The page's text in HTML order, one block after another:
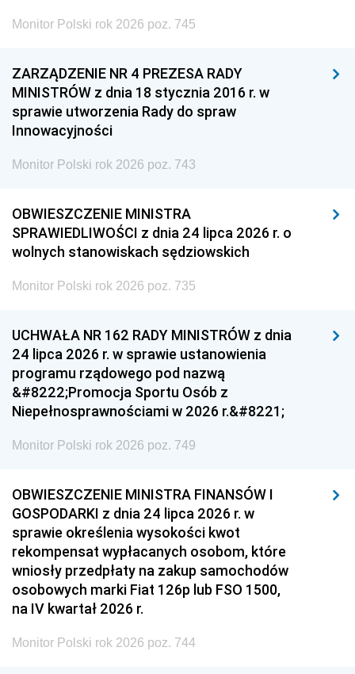
Monitor Polski rok 2026 poz. 745
ZARZĄDZENIE NR 4 PREZESA RADY
MINISTRÓW z dnia 18 stycznia 2016 r. w
sprawie utworzenia Rady do spraw
Innowacyjności
Monitor Polski rok 2026 poz. 743
OBWIESZCZENIE MINISTRA
SPRAWIEDLIWOŚCI z dnia 24 lipca 2026 r. o
wolnych stanowiskach sędziowskich
Monitor Polski rok 2026 poz. 735
UCHWAŁA NR 162 RADY MINISTRÓW z dnia
24 lipca 2026 r. w sprawie ustanowienia
programu rządowego pod nazwą
&#8222;Promocja Sportu Osób z
Niepełnosprawnościami w 2026 r.&#8221;
Monitor Polski rok 2026 poz. 749
OBWIESZCZENIE MINISTRA FINANSÓW I
GOSPODARKI z dnia 24 lipca 2026 r. w
sprawie określenia wysokości kwot
rekompensat wypłacanych osobom, które
wniosły przedpłaty na zakup samochodów
osobowych marki Fiat 126p lub FSO 1500,
na IV kwartał 2026 r.
Monitor Polski rok 2026 poz. 744